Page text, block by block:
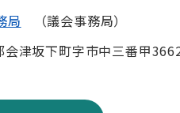
局
議会事務局
津坂下町字市中三番甲